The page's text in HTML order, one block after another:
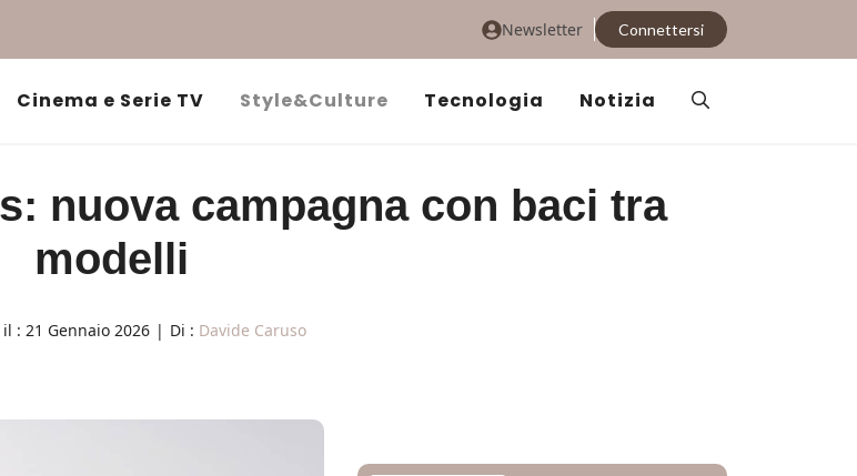
Newsletter Connettersi
Cinema e Serie TV Style&Culture Tecnologia Notizia
nuova campagna con baci tra
modelli
: 21 Gennaio 2026 | Di : Davide Caruso